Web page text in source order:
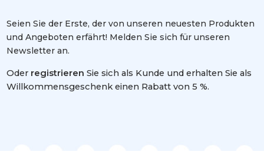
Seien Sie der Erste, der von unseren neuesten Produkten
und Angeboten erfährt! Melden Sie sich für unseren
Newsletter an.
Oder registrieren Sie sich als Kunde und erhalten Sie als
Willkommensgeschenk einen Rabatt von 5 %.